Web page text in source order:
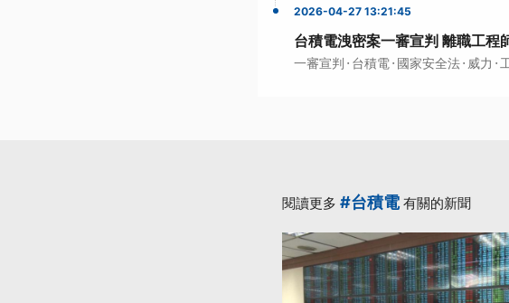
2026-04-27 13:21:45
台積電洩密案一審宣判 離職工程
一審宣判 · 台積電· 國家安全法· 威力 ·
閱讀更多 #台積電有關的新聞